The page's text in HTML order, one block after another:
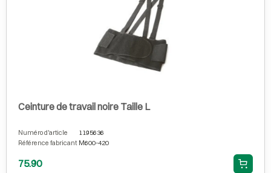
Ceinture de travail noire Taille L
Numéro d'article
1195636
Référence fabricant M600-420
75.90